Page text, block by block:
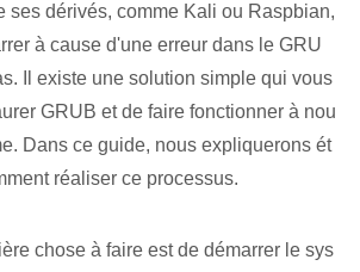
ses dérivés, comme Kali ou Raspbian,
à cause d'une erreur⁤ dans le ⁢GRU
Il existe une solution simple qui vous
GRUB et de faire fonctionner à nou
Dans ce guide, nous expliquerons ét
réaliser ce processus.
chose à faire est de démarrer le sys